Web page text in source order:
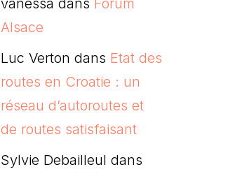
Alsace
Luc Verton dans Etat des
routes en Croatie : un
réseau d’autoroutes et
de routes satisfaisant
Sylvie Debailleul dans